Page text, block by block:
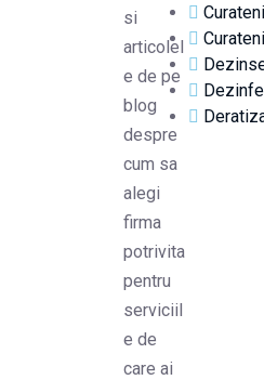
si
articolel
e de pe
blog
despre
cum sa
alegi
firma
potrivita
pentru
serviciil
e de
care ai